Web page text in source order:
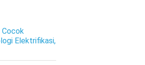
Cocok
Elektrifikasi,